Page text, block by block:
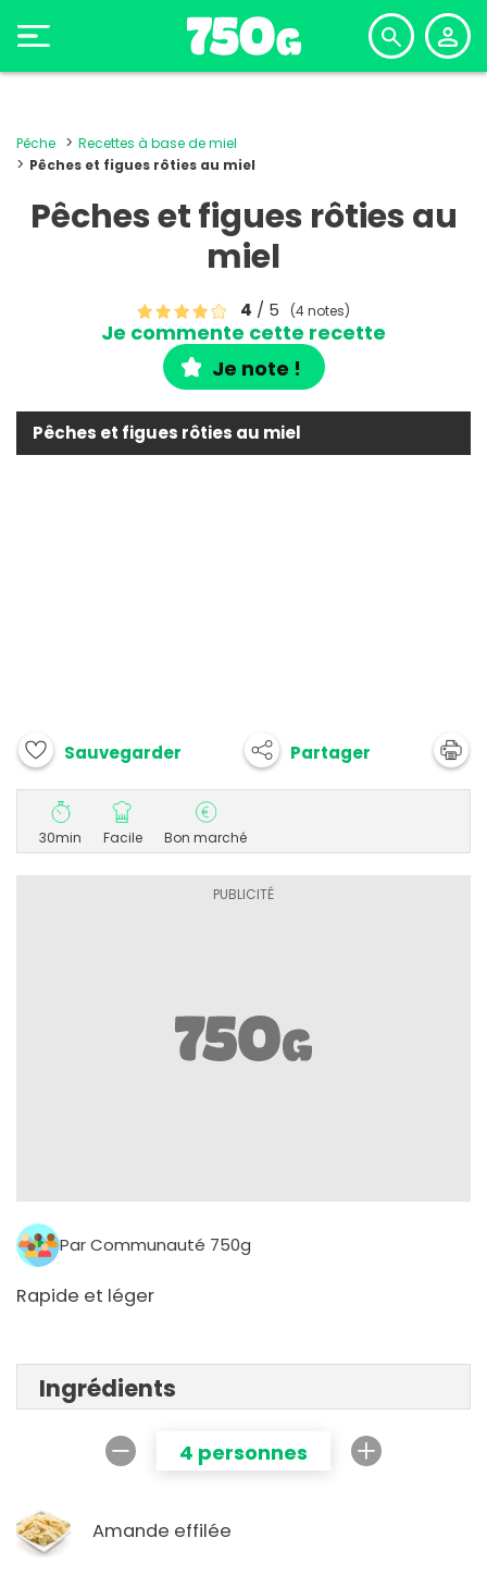
Pêche
Recettes à base de miel
Pêches et figues rôties au miel
Pêches et figues rôties au
miel
4 / 5 (4 notes)
Je commente cette recette
Je note !
Pêches et figues rôties au miel
Sauvegarder Partager
30min Facile Bon marché
Par Communauté 750g
Rapide et léger
Ingrédients
4 personnes
Amande effilée